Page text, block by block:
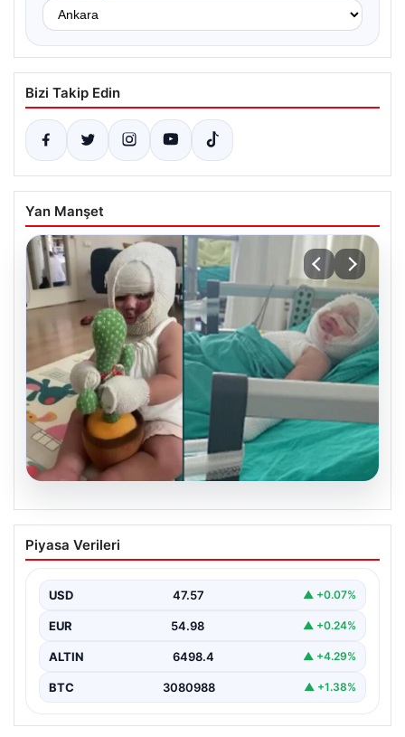
Bizi Takip Edin
Yan Manşet
Domates konservesi bomba gibi patladı,
9 aylık bebeğin vücudu yandı
Piyasa Verileri
USD 47.57 ▲ +0.07%
EUR 54.98 ▲ +0.24%
ALTIN 6498.4 ▲ +4.29%
BTC 3080988 ▲ +1.38%